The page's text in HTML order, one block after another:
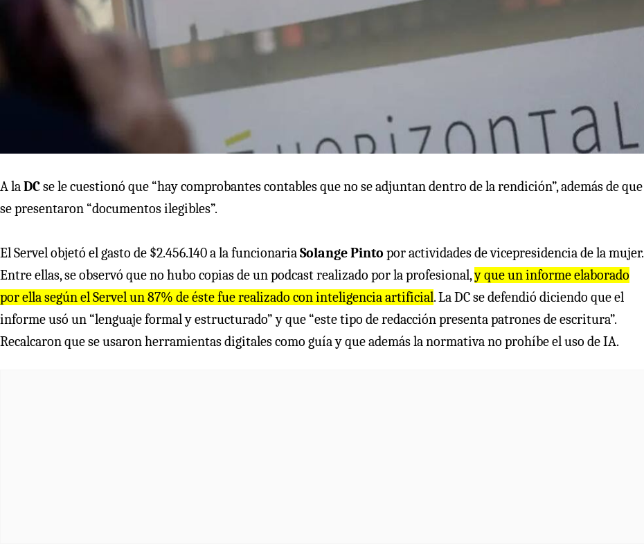
A laDCse le cuestionó que “hay comprobantes contables que no se adjuntan dentro de la rendición”, además de que
se presentaron “documentos ilegibles”.
El Servel objetó el gasto de $2.456.140 a la funcionariaSolange Pinto por actividades de vicepresidencia de la mujer.
Entre ellas, se observó que no hubo copias de un podcast realizado por la profesional,y que un informe elaborado
por ella según el Servel un 87% de éste fue realizado con inteligencia artificial. La DC se defendió diciendo que el
informe usó un “lenguaje formal y estructurado” y que “este tipo de redacción presenta patrones de escritura”.
Recalcaron que se usaron herramientas digitales como guía y que además la normativa no prohíbe el uso de IA.